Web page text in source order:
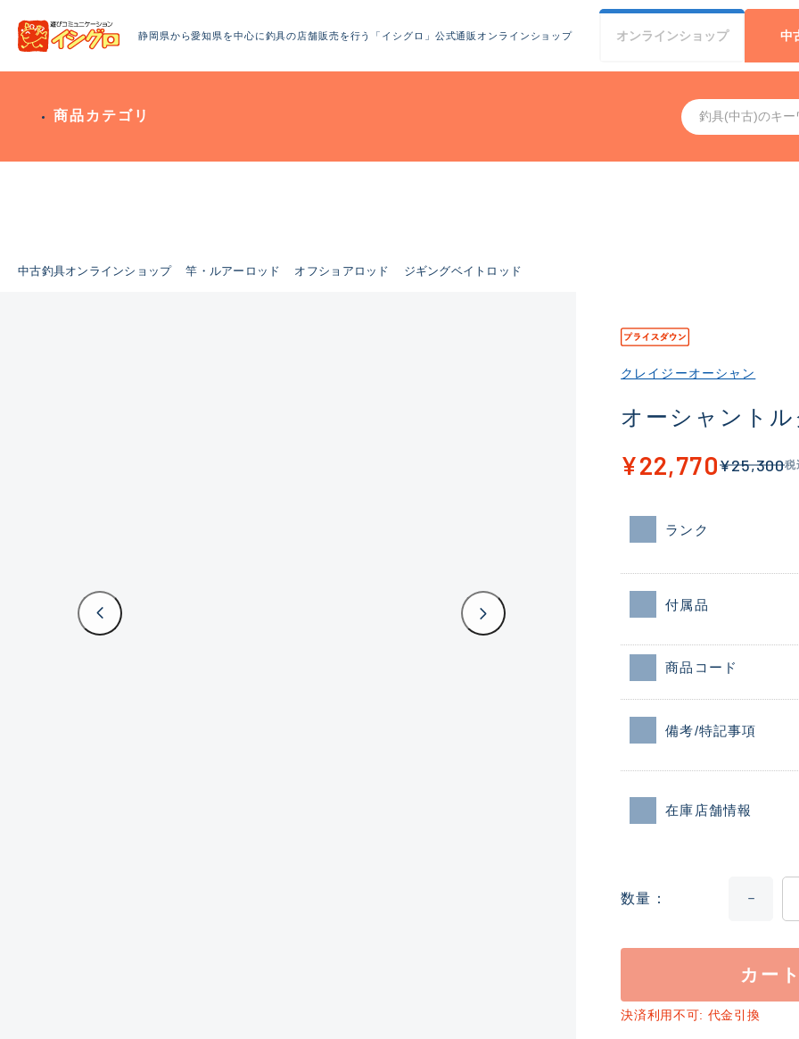
静岡県から愛知県を中心に釣具の店舗販売を行う「イシグロ」公式通販オンラインショップ オンラインショップ 中
商品カテゴリ
中古釣具オンラインショップ 竿・ルアーロッド オフショアロッド ジギングベイトロッド
ランクとは？
クレイジーオーシャン
オーシャント
¥22,770¥25,300税
ランク
付属品
商品コード
備考/特記事項
在庫店舗情報
数量
カー
決済利用不可: 代金引換